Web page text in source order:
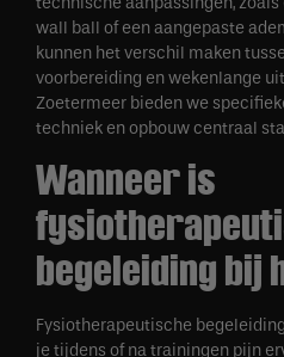
wall ball of een aangepaste
kunnen het verschil maken
voorbereiding en wekenlange
Zoetermeer bieden we
techniek en opbouw centraal
Wanneer is
begeleiding bij
Fysiotherapeutische
je tijdens of na trainingen pijn